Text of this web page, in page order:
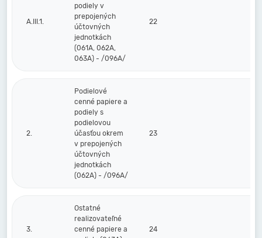
A.III.1.
podiely v
prepojených
účtovných
jednotkách
(061A, 062A,
063A) - /096A/
22
2.
Podielové
cenné papiere a
podiely s
podielovou
účasťou okrem
v prepojených
účtovných
jednotkách
(062A) - /096A/
23
3.
Ostatné
realizovateľné
cenné papiere a
24